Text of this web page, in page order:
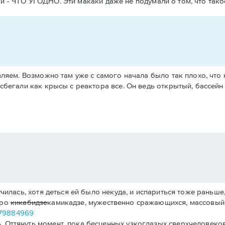
Возможно там уже с самого начала было так плохо,
как крысы с реактора все. Он ведь открытый,
хотя деться ей было некуда, и испариться тоже
кикабидзекамикадзе, мужественно сражающихся,